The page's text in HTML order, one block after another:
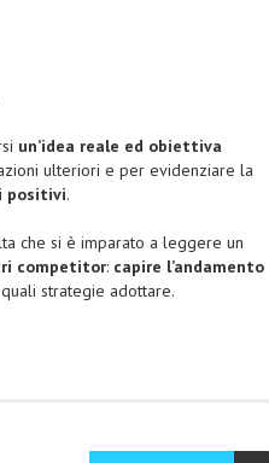
un’idea reale ed obiettiva
ulteriori e per evidenziare la
positivi.
che si è imparato a leggere un
competitor: capire l’andamento
strategie adottare.